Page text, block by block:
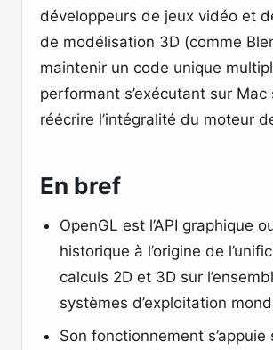
développeurs de jeux vidéo et
de modélisation 3D (comme
maintenir un code unique
performant s’exécutant sur Mac
réécrire l’intégralité du moteur
En bref
OpenGL est l’API graphique
historique à l’origine de
calculs 2D et 3D sur
systèmes d’exploitation
Son fonctionnement s’appuie